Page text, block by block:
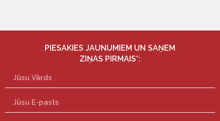
PIESAKIES JAUNUMIEM UN SAŅEM
ZIŅAS PIRMAIS*: